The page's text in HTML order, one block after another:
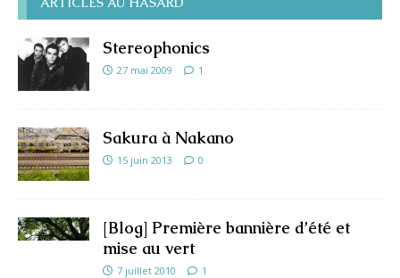
Stereophonics
27 mai 2009 1
Sakura à Nakano
15 juin 2013 0
[Blog] Première bannière d’été et
mise au vert
7 juillet 2010 1